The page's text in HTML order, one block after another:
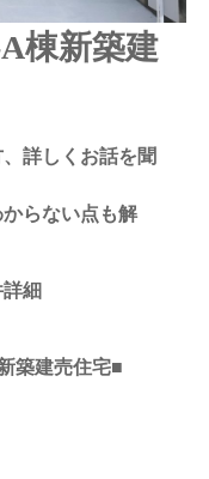
棟新築建
詳しくお話を聞
らない点も解
細
売住宅■